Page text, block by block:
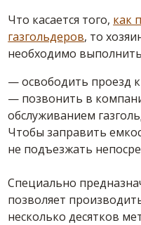
Что касается того, как
газгольдеров, то
необходимо
— освободить проезд
— позвонить в
обслуживанием
Чтобы заправить
не подъезжать
Специально
позволяет
несколько десятков